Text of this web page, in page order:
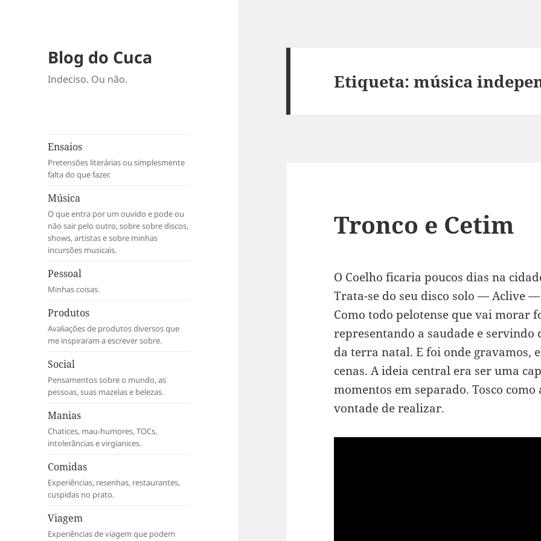
Blog do Cuca
Indeciso. Ou não.
Ensaios
Pretensões literárias ou simplesmente
falta do que fazer.
Música
O que entra por um ouvido e pode ou
não sair pelo outro, sobre sobre discos,
shows, artistas e sobre minhas
incursões musicais.
Pessoal
Minhas coisas.
Produtos
Avaliações de produtos diversos que
me inspiraram a escrever sobre.
Social
Pensamentos sobre o mundo, as
pessoas, suas mazelas e belezas.
Manias
Chatices, mau-humores, TOCs,
intolerâncias e virgianices.
Comidas
Experiências, resenhas, restaurantes,
cuspidas no prato.
Viagem
Experiências de viagem que podem
Etiqueta:música
Tronco e Cetim
O Coelho ficaria poucos dias na
Trata-se do seu disco solo — Aclive
Como todo pelotense que vai morar
representando a saudade e servindo
da terra natal. E foi onde gravamos,
cenas. A ideia central era ser uma
momentos em separado. Tosco
vontade de realizar.